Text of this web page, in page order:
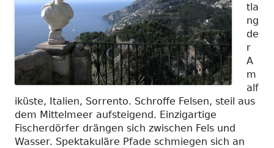
tla
ng
de
r
A
m
alf
iküste, Italien, Sorrento. Schroffe Felsen, steil aus
dem Mittelmeer aufsteigend. Einzigartige
Fischerdörfer drängen sich zwischen Fels und
Wasser. Spektakuläre Pfade schmiegen sich an